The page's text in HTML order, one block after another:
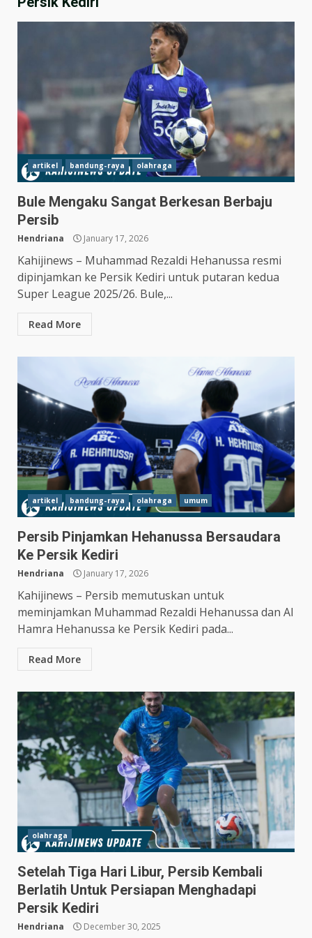
artikel bandung-raya olahraga
Bule Mengaku Sangat Berkesan Berbaju
Persib
Hendriana January 17, 2026
Kahijinews – Muhammad Rezaldi Hehanussa resmi
dipinjamkan ke Persik Kediri untuk putaran kedua
Super League 2025/26. Bule,...
Read More
artikel bandung-raya olahraga umum
Persib Pinjamkan Hehanussa Bersaudara
Ke Persik Kediri
Hendriana January 17, 2026
Kahijinews – Persib memutuskan untuk
meminjamkan Muhammad Rezaldi Hehanussa dan Al
Hamra Hehanussa ke Persik Kediri pada...
Read More
olahraga
Setelah Tiga Hari Libur, Persib Kembali
Berlatih Untuk Persiapan Menghadapi
Persik Kediri
Hendriana December 30, 2025
Hasil Piala Presiden 2026,
1-0, Gol Bunuh Diri Pankov
Jadi Penentu